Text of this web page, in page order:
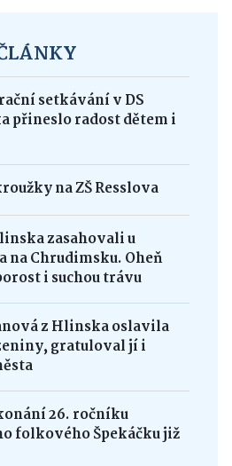
setkávání v DS
přineslo radost dětem i
na ZŠ Resslova
zasahovali u
na Chrudimsku. Oheň
i suchou trávu
z Hlinska oslavila
gratuloval jí i
26. ročníku
folkového Špekáčku již